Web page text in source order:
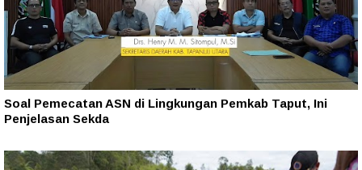
Soal Pemecatan ASN di Lingkungan Pemkab Taput, Ini
Penjelasan Sekda